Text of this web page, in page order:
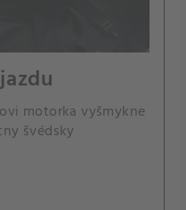
motorka vyšmykne
švédsky